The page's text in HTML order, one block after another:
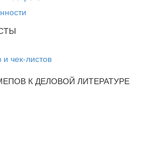
чек-листов
К ДЕЛОВОЙ ЛИТЕРАТУРЕ